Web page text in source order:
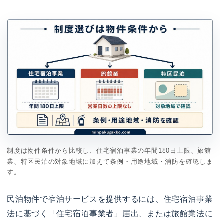
制度は物件条件から比較し、住宅宿泊事業の年間180日上限、旅館
業、特区民泊の対象地域に加えて条例・用途地域・消防を確認しま
す。
民泊物件で宿泊サービスを提供するには、住宅宿泊事業
法に基づく「住宅宿泊事業者」届出、または旅館業法に